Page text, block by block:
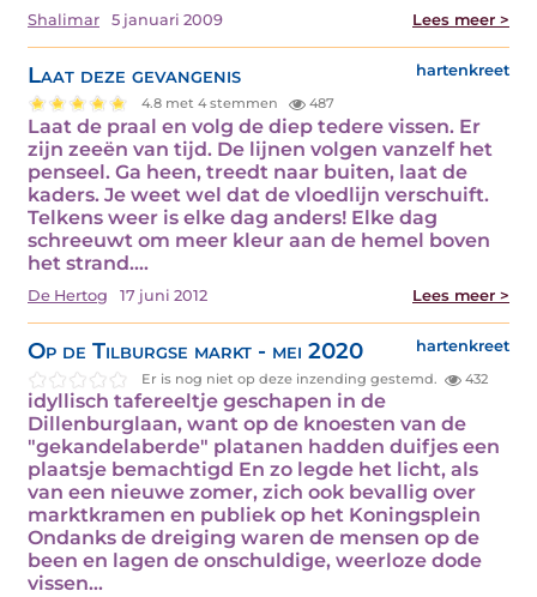
Shalimar 5 januari 2009 Lees meer >
Laat deze gevangenis hartenkreet
4.8 met 4 stemmen 487
Laat de praal en volg de diep tedere vissen. Er
zijn zeeën van tijd. De lijnen volgen vanzelf het
penseel. Ga heen, treedt naar buiten, laat de
kaders. Je weet wel dat de vloedlijn verschuift.
Telkens weer is elke dag anders! Elke dag
schreeuwt om meer kleur aan de hemel boven
het strand.…
De Hertog 17 juni 2012 Lees meer >
Op de Tilburgse markt - mei 2020 hartenkreet
Er is nog niet op deze inzending gestemd. 432
idyllisch tafereeltje geschapen in de
Dillenburglaan, want op de knoesten van de
"gekandelaberde" platanen hadden duifjes een
plaatsje bemachtigd En zo legde het licht, als
van een nieuwe zomer, zich ook bevallig over
marktkramen en publiek op het Koningsplein
Ondanks de dreiging waren de mensen op de
been en lagen de onschuldige, weerloze dode
vissen…